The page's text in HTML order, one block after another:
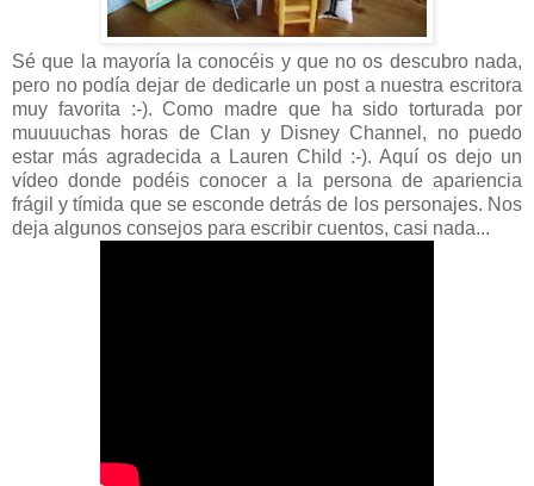
Sé que la mayoría la conocéis y que no os descubro nada,
pero no podía dejar de dedicarle un post a nuestra escritora
muy favorita :-). Como madre que ha sido torturada por
muuuuchas horas de Clan y Disney Channel, no puedo
estar más agradecida a Lauren Child :-). Aquí os dejo un
vídeo donde podéis conocer a la persona de apariencia
frágil y tímida que se esconde detrás de los personajes. Nos
deja algunos consejos para escribir cuentos, casi nada...